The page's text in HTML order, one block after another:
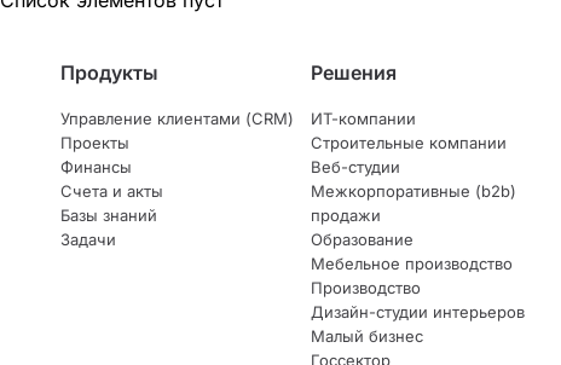
Продукты
Управление клиентами (CRM)
Проекты
Финансы
Счета и акты
Базы знаний
Задачи
Решения
ИТ-компании
Строительные компании
Веб-студии
Межкорпоративные (b2b)
продажи
Образование
Мебельное производство
Производство
Дизайн-студии интерьеров
Малый бизнес
Госсектор